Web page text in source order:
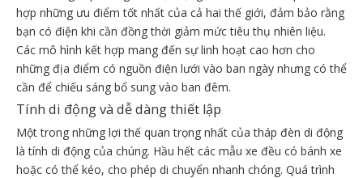
hợp những ưu điểm tốt nhất của cả hai thế giới, đảm bảo rằng
bạn có điện khi cần đồng thời giảm mức tiêu thụ nhiên liệu.
Các mô hình kết hợp mang đến sự linh hoạt cao hơn cho
những địa điểm có nguồn điện lưới vào ban ngày nhưng có thể
cần để chiếu sáng bổ sung vào ban đêm.
Tính di động và dễ dàng thiết lập
Một trong những lợi thế quan trọng nhất của tháp đèn di động
là tính di động của chúng. Hầu hết các mẫu xe đều có bánh xe
hoặc có thể kéo, cho phép di chuyển nhanh chóng. Quá trình